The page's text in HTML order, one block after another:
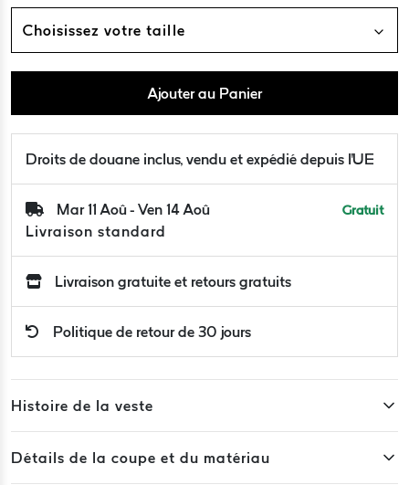
Choisissez votre taille
Ajouter au Panier
Droits de douane inclus, vendu et expédié depuis l'UE
Mar 11 Aoû - Ven 14 Aoû
Livraison standard
Gratuit
Livraison gratuite et retours gratuits
Politique de retour de 30 jours
Histoire de la veste
Détails de la coupe et du matériau